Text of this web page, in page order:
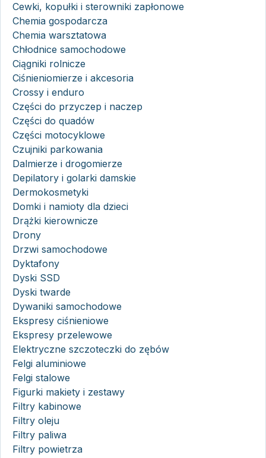
Cewki, kopułki i sterowniki zapłonowe
Chemia gospodarcza
Chemia warsztatowa
Chłodnice samochodowe
Ciągniki rolnicze
Ciśnieniomierze i akcesoria
Crossy i enduro
Części do przyczep i naczep
Części do quadów
Części motocyklowe
Czujniki parkowania
Dalmierze i drogomierze
Depilatory i golarki damskie
Dermokosmetyki
Domki i namioty dla dzieci
Drążki kierownicze
Drony
Drzwi samochodowe
Dyktafony
Dyski SSD
Dyski twarde
Dywaniki samochodowe
Ekspresy ciśnieniowe
Ekspresy przelewowe
Elektryczne szczoteczki do zębów
Felgi aluminiowe
Felgi stalowe
Figurki makiety i zestawy
Filtry kabinowe
Filtry oleju
Filtry paliwa
Filtry powietrza